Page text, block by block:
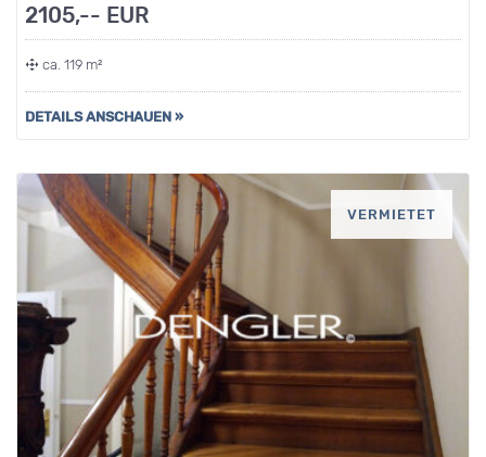
2105,-- EUR
ca. 119 m²
DETAILS ANSCHAUEN »
VERMIETET